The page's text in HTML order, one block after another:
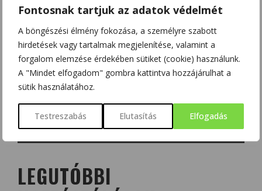
Fontosnak tartjuk az adatok védelmét
A böngészési élmény fokozása, a személyre szabott
hirdetések vagy tartalmak megjelenítése, valamint a
forgalom elemzése érdekében sütiket (cookie) használunk.
A "Mindet elfogadom" gombra kattintva hozzájárulhat a
sütik használatához.
Testreszabás Elutasítás Elfogadás
LEGUTÓBBI